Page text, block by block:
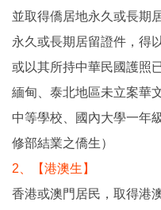
並取得僑居地永久或長期
永久或長期居留證件，得
或以其所持中華民國護照
緬甸、泰北地區未立案華
中等學校、國內大學一年
修部結業之僑生）
2、【港澳生】
香港或澳門居民，取得港